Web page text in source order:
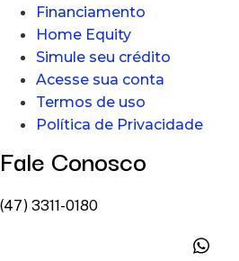
Financiamento
Home Equity
Simule seu crédito
Acesse sua conta
Termos de uso
Política de Privacidade
Fale Conosco
(47) 3311-0180